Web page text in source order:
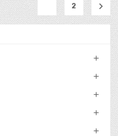
2 




